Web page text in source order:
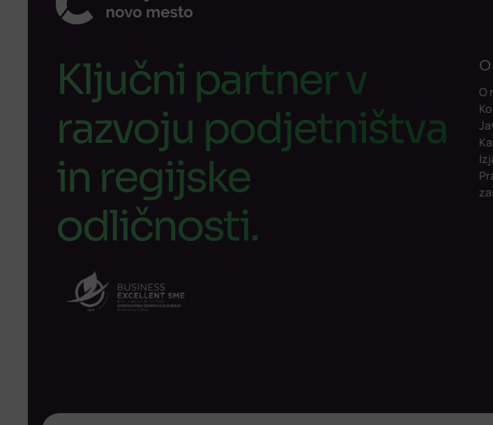
Ključni partner v
razvoju podjetništva
in regijske
odličnosti.
O